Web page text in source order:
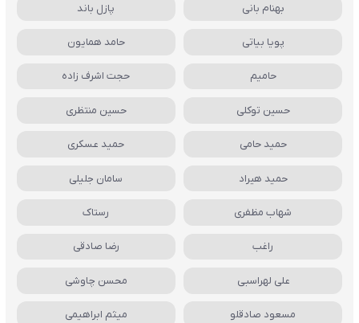
بهنام بانی پازل باند
پویا بیاتی حامد همایون
حامیم حجت اشرف زاده
حسین توکلی حسین منتظری
حمید حامی حمید عسکری
حمید هیراد سامان جلیلی
شهاب مظفری رستاک
راغب رضا صادقی
علی لهراسبی محسن چاوشی
مسعود صادقلو میثم ابراهیمی